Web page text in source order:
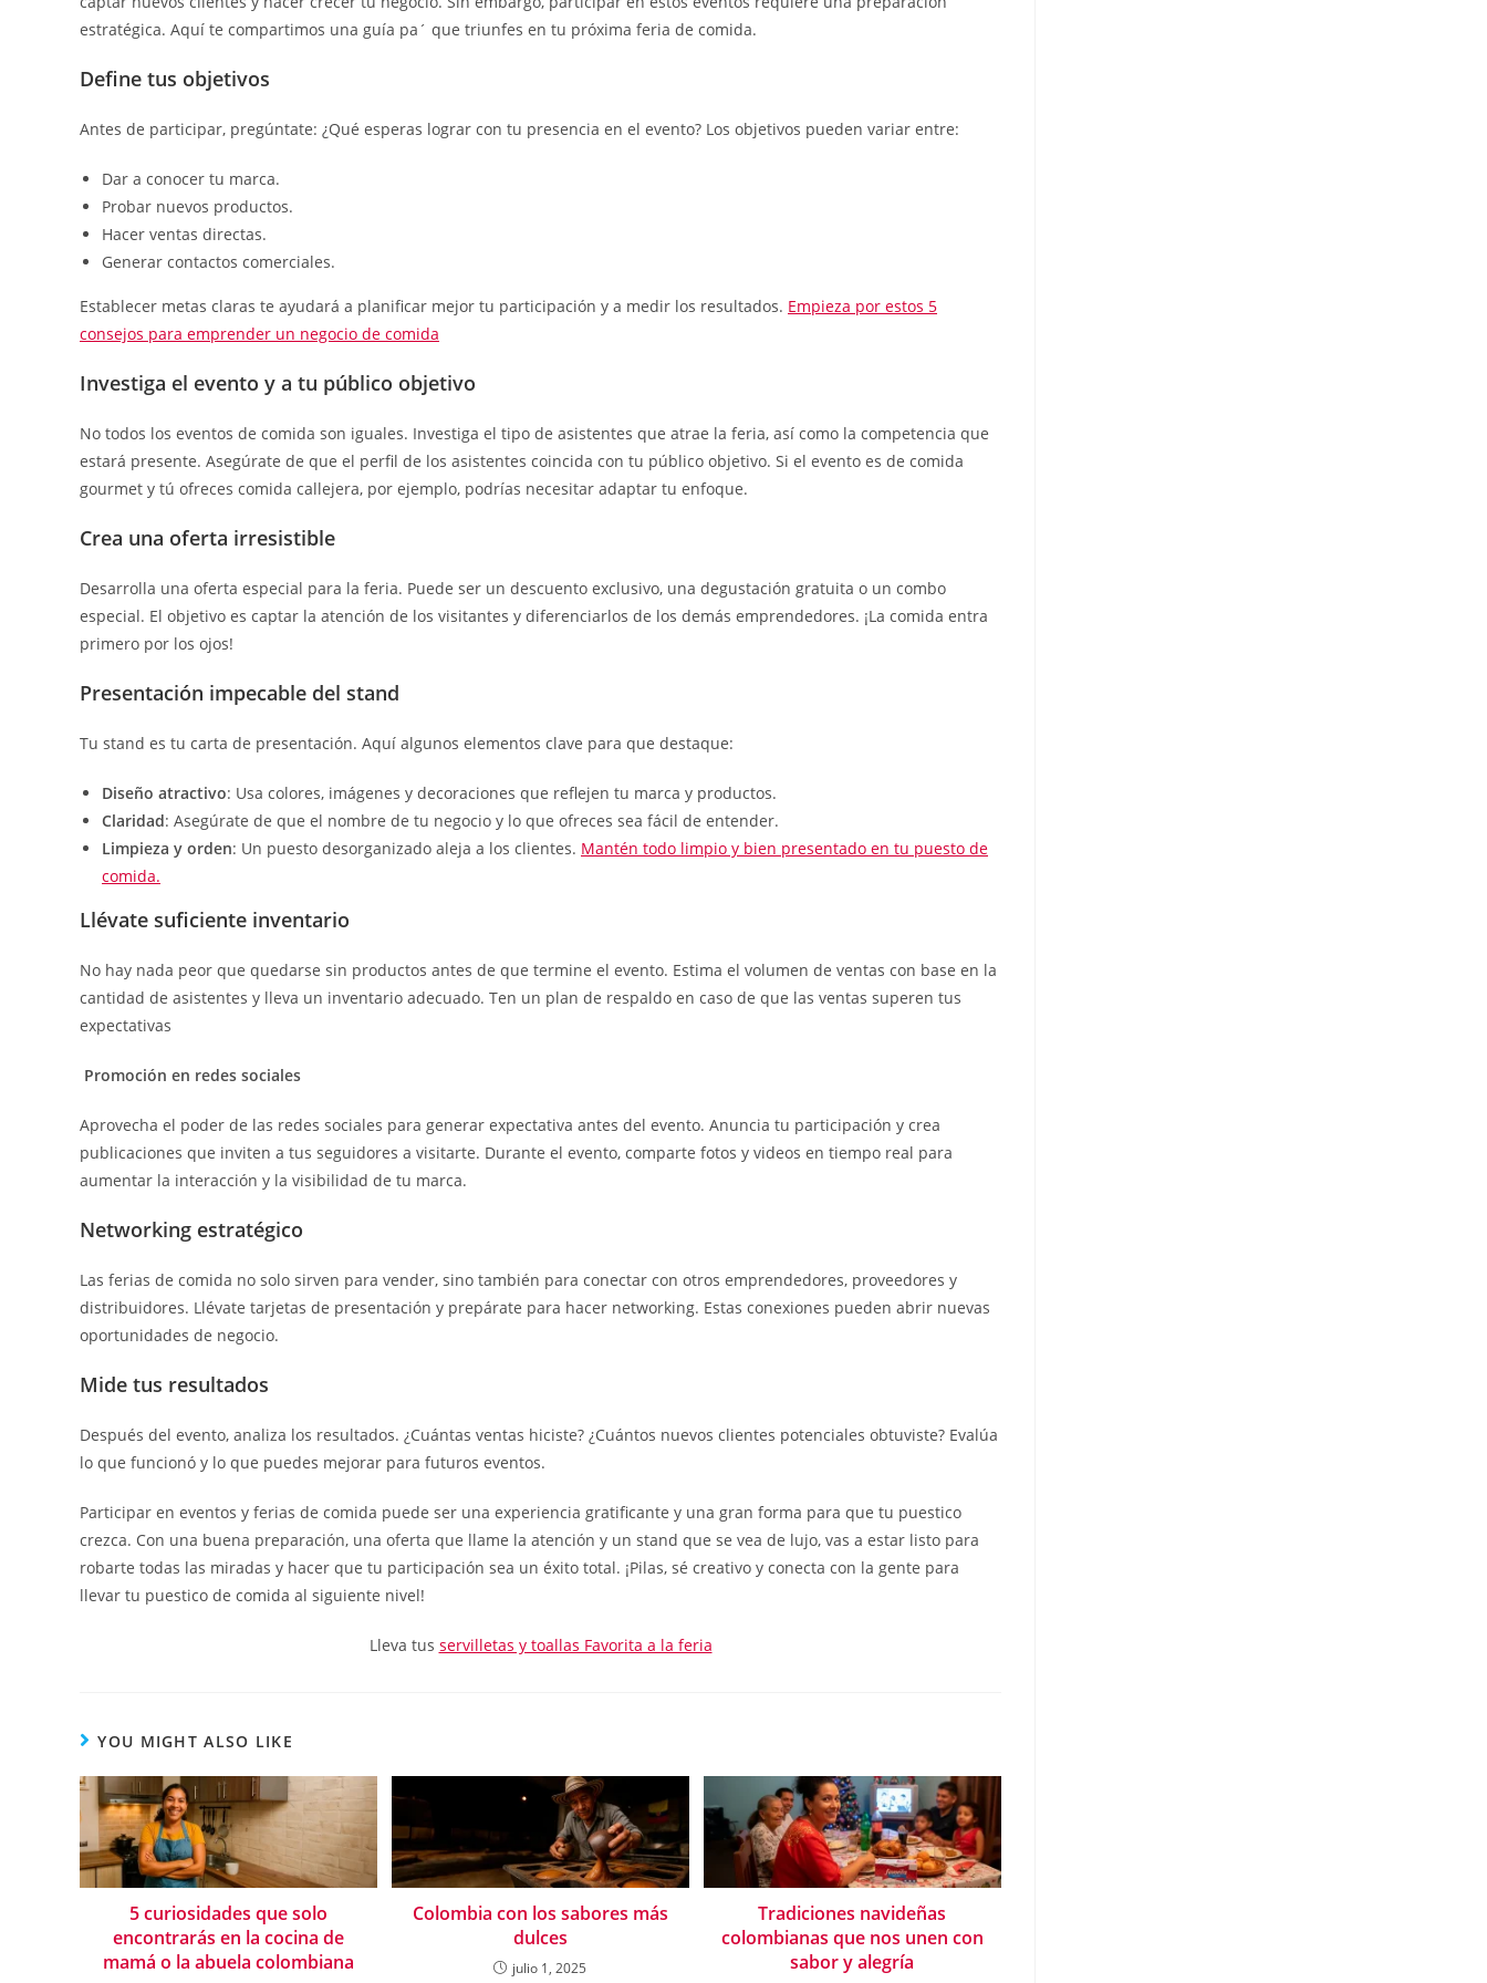
estratégica. Aquí te compartimos una guía pa´ que triunfes en tu próxima feria de comida.
Define tus objetivos
Antes de participar, pregúntate: ¿Qué esperas lograr con tu presencia en el evento? Los objetivos pueden variar entre:
Dar a conocer tu marca.
Probar nuevos productos.
Hacer ventas directas.
Generar contactos comerciales.
Establecer metas claras te ayudará a planificar mejor tu participación y a medir los resultados. Empieza por estos 5
consejos para emprender un negocio de comida
Investiga el evento y a tu público objetivo
No todos los eventos de comida son iguales. Investiga el tipo de asistentes que atrae la feria, así como la competencia que
estará presente. Asegúrate de que el perfil de los asistentes coincida con tu público objetivo. Si el evento es de comida
gourmet y tú ofreces comida callejera, por ejemplo, podrías necesitar adaptar tu enfoque.
Crea una oferta irresistible
Desarrolla una oferta especial para la feria. Puede ser un descuento exclusivo, una degustación gratuita o un combo
especial. El objetivo es captar la atención de los visitantes y diferenciarlos de los demás emprendedores. ¡La comida entra
primero por los ojos!
Presentación impecable del stand
Tu stand es tu carta de presentación. Aquí algunos elementos clave para que destaque:
Diseño atractivo: Usa colores, imágenes y decoraciones que reflejen tu marca y productos.
Claridad: Asegúrate de que el nombre de tu negocio y lo que ofreces sea fácil de entender.
Limpieza y orden: Un puesto desorganizado aleja a los clientes. Mantén todo limpio y bien presentado en tu puesto de
comida.
Llévate suficiente inventario
No hay nada peor que quedarse sin productos antes de que termine el evento. Estima el volumen de ventas con base en la
cantidad de asistentes y lleva un inventario adecuado. Ten un plan de respaldo en caso de que las ventas superen tus
expectativas
Promoción en redes sociales
Aprovecha el poder de las redes sociales para generar expectativa antes del evento. Anuncia tu participación y crea
publicaciones que inviten a tus seguidores a visitarte. Durante el evento, comparte fotos y videos en tiempo real para
aumentar la interacción y la visibilidad de tu marca.
Networking estratégico
Las ferias de comida no solo sirven para vender, sino también para conectar con otros emprendedores, proveedores y
distribuidores. Llévate tarjetas de presentación y prepárate para hacer networking. Estas conexiones pueden abrir nuevas
oportunidades de negocio.
Mide tus resultados
Después del evento, analiza los resultados. ¿Cuántas ventas hiciste? ¿Cuántos nuevos clientes potenciales obtuviste? Evalúa
lo que funcionó y lo que puedes mejorar para futuros eventos.
Participar en eventos y ferias de comida puede ser una experiencia gratificante y una gran forma para que tu puestico
crezca. Con una buena preparación, una oferta que llame la atención y un stand que se vea de lujo, vas a estar listo para
robarte todas las miradas y hacer que tu participación sea un éxito total. ¡Pilas, sé creativo y conecta con la gente para
llevar tu puestico de comida al siguiente nivel!
Lleva tus servilletas y toallas Favorita a la feria
YOU MIGHT ALSO LIKE
5 curiosidades que solo
encontrarás en la cocina de
mamá o la abuela colombiana
Colombia con los sabores más
dulces
julio 1, 2025
Tradiciones navideñas
colombianas que nos unen con
sabor y alegría